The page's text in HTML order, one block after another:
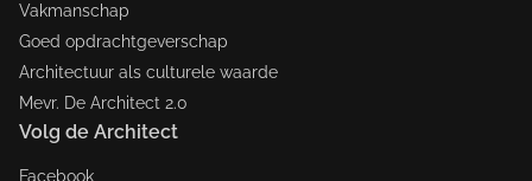
Vakmanschap
Goed opdrachtgeverschap
Architectuur als culturele waarde
Mevr. De Architect 2.0
Volg de Architect
Facebook